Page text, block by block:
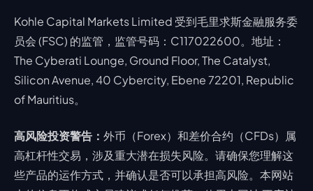
Kohle Capital Markets Limited 受到毛里求斯金融服务委
员会 (FSC) 的监管，监管号码：C117022600。地址：
The Cyberati Lounge, Ground Floor, The Catalyst,
Silicon Avenue, 40 Cybercity, Ebene 72201, Republic
of Mauritius。
高风险投资警告： 外币（Forex）和差价合约（CFDs）属
高杠杆性交易，涉及重大潜在损失风险。请确保您理解这
些产品的运作方式，并确认是否可以承担高风险。本网站